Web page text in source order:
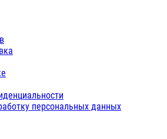
персональных данных